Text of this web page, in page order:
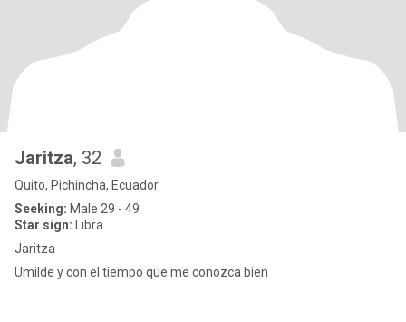
Jaritza, 32
Quito, Pichincha, Ecuador
Seeking: Male 29 - 49
Star sign: Libra
Jaritza
Umilde y con el tiempo que me conozca bien